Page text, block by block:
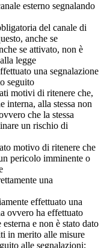
esterno segnalando
del canale di
anche se
se attivato, non è
legge
una segnalazione
seguito
motivi di ritenere che,
interna, alla stessa non
che la stessa
un rischio di
motivo di ritenere che
pericolo imminente o
una
effettuato una
ovvero ha effettuato
e non è stato dato
in merito alle misure
alle segnalazioni;